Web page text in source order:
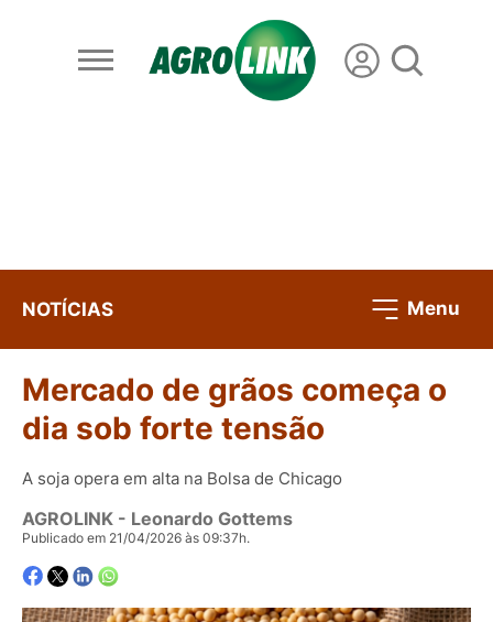
NOTÍCIAS Menu
Mercado de grãos começa o
dia sob forte tensão
A soja opera em alta na Bolsa de Chicago
AGROLINK - Leonardo Gottems
Publicado em 21/04/2026 às 09:37h.